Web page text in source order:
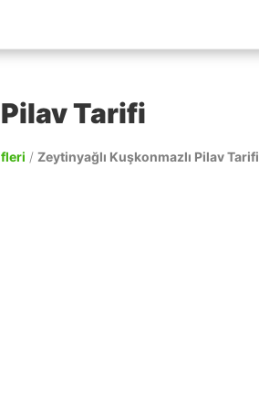
Tarifi
/ Zeytinyağlı Kuşkonmazlı Pilav Tarifi